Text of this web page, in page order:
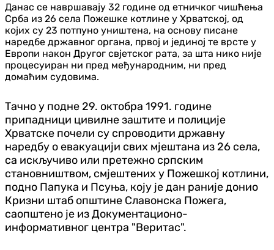
Данас се навршавају 32 године од етничког чишћења
Срба из 26 села Пожешке котлине у Хрватској, од
којих су 23 потпуно уништена, на основу писане
наредбе државног органа, првој и јединој те врсте у
Европи након Другог свјетског рата, за шта нико није
процесуиран ни пред међународним, ни пред
домаћим судовима.
Тачно у подне 29. октобра 1991. године
припадници цивилне заштите и полиције
Хрватске почели су спроводити државну
наредбу о евакуацији свих мјештана из 26 села,
са искључиво или претежно српским
становништвом, смјештених у Пожешкој котлини,
подно Папука и Псуња, коју је дан раније донио
Кризни штаб општине Славонска Пожега,
саопштено је из Документационо-
информативног центра "Веритас".